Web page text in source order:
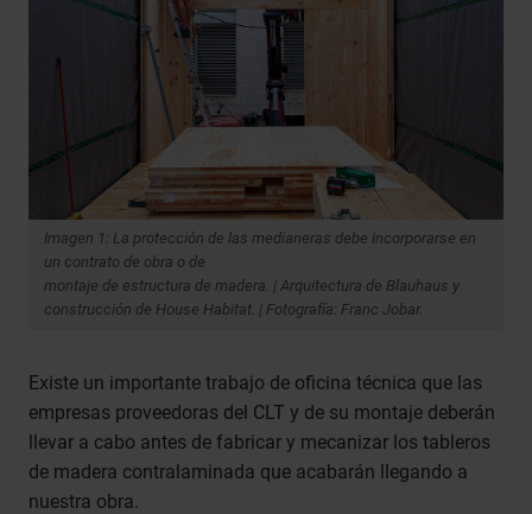
Imagen 1: La protección de las medianeras debe incorporarse en
un contrato de obra o de
montaje de estructura de madera. | Arquitectura de Blauhaus y
construcción de House Habitat. | Fotografía: Franc Jobar.
Existe un importante trabajo de oficina técnica que las
empresas proveedoras del CLT y de su montaje deberán
llevar a cabo antes de fabricar y mecanizar los tableros
de madera contralaminada que acabarán llegando a
nuestra obra.